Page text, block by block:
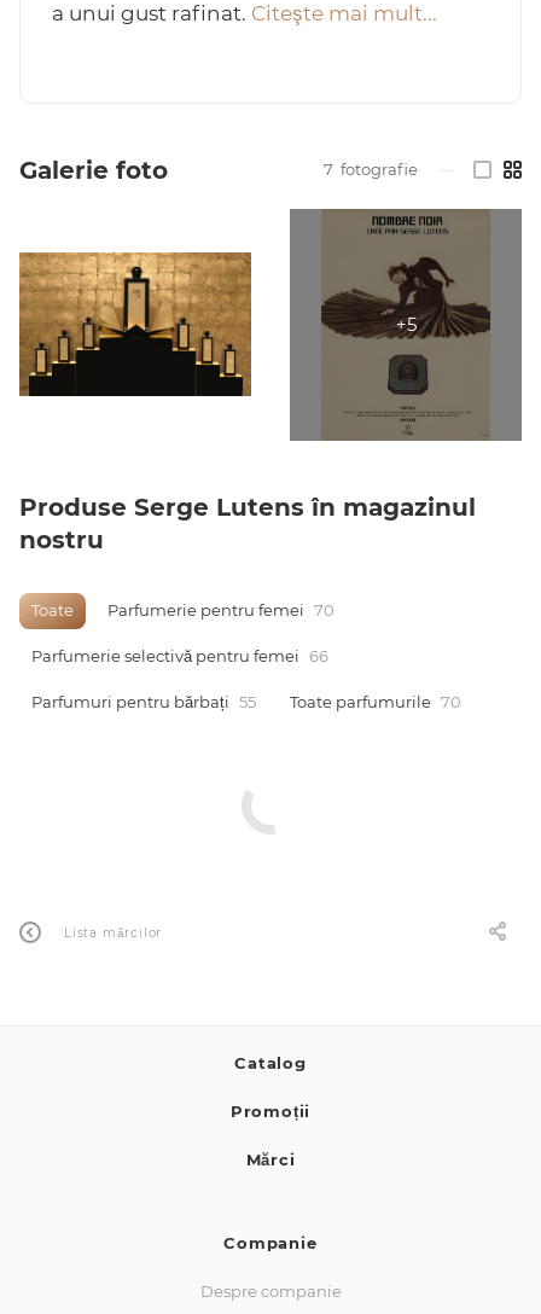
vândute
a unui gust rafinat. Citeşte mai mult...
Galerie foto 7 fotografie
Produse Serge Lutens în magazinul
nostru
Toate Parfumerie pentru femei 70
Parfumerie selectivă pentru femei 66
Parfumuri pentru bărbați 55 Toate parfumurile 70
Lista mărcilor
Catalog
Promoții
Mărci
Companie
Despre companie